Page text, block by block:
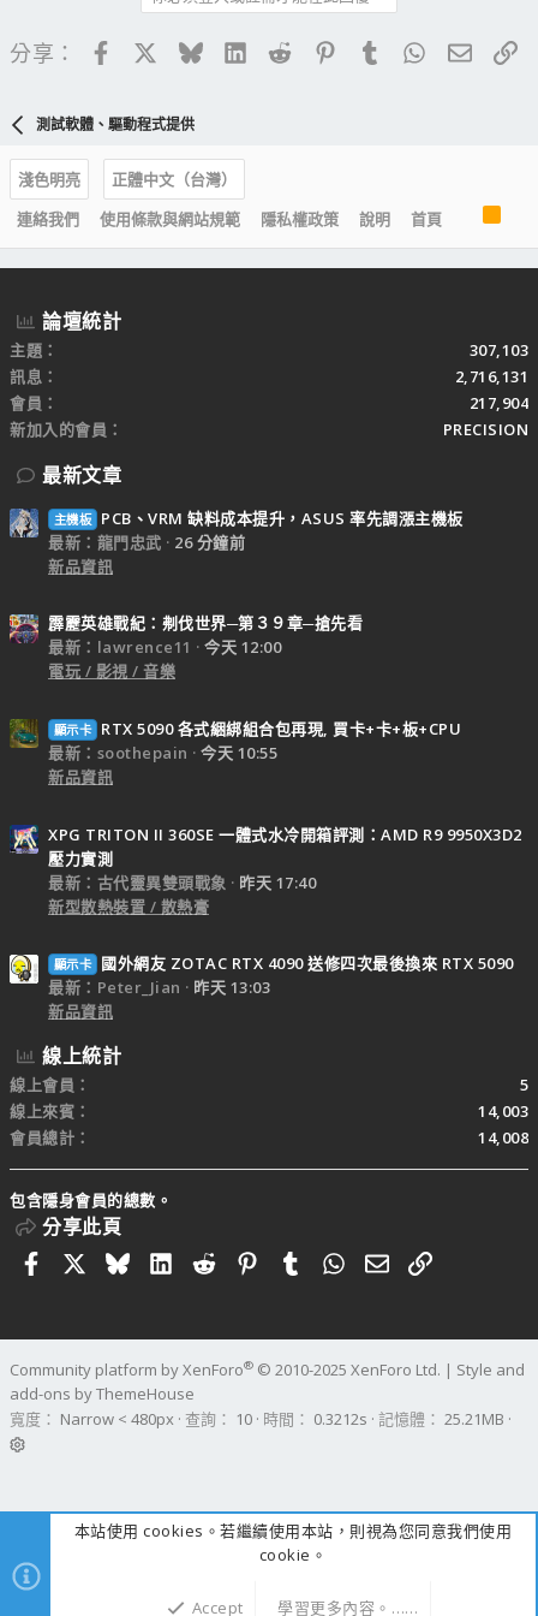
分享： FacebookBlueskyLinkedIn
Reddit PinterestTumblrWhatsApp
電子
測試軟體、驅動程式提供
淺色明亮
正體中文（台灣）
連絡我們
使用條款與網站規範 隱私權政策 說明 首頁
S
論壇統計
主題
307,103
訊息
2,716,131
會員
217,904
新加入的會員
PRECISION
最新文章
主機板
PCB、VRM 缺料成本提升，ASUS 率先調漲主機板
最新：龍門忠武
26 分鐘前
新品資訊
霹靂英雄戰紀：刜伐世界─第３９章─搶先看
最新：lawrence11
今天 12:00
電玩 / 影視 / 音樂
顯示卡
RTX 5090 各式綑綁組合包再現, 買卡+卡+板+CPU
最新：soothepain
今天 10:55
新品資訊
XPG TRITON II 360SE 一體式水冷開箱評測：AMD R9 9950X3D2
壓力實測
最新：古代靈異雙頭戰象
昨天 17:40
新型散熱裝置 / 散熱膏
顯示卡
國外網友 ZOTAC RTX 4090 送修四次最後換來 RTX 5090
最新：Peter_Jian
昨天 13:03
新品資訊
線上統計
線上會員
5
線上來賓
14,003
會員總計
14,008
包含隱身會員的總數。
分享此頁
FacebookBlueskyLinkedIn
RedditPinterestTumblrWhatsApp
電子郵件
連結
Community platform by XenForo® © 2010-2025 XenForo Ltd. | Style and
add-ons by ThemeHouse
寬度
查詢 10 時間 0.3212s 記憶體 25.21MB
本站使用 cookies。若繼續使用本站，則視為您同意我們使用
cookie。
Accept 學習更多內容。……